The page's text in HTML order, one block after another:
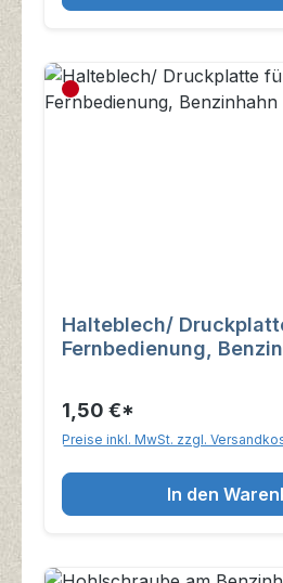
Halteblech/
Fernbedienung,
1,50 €*
Preise inkl. MwSt. zzgl.
In den